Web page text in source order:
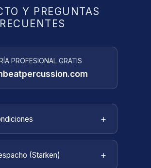
Y PREGUNTAS
PROFESIONAL GRATIS
+
. Estos
describen las reglas y
el uso del sitio web
(Starken) +